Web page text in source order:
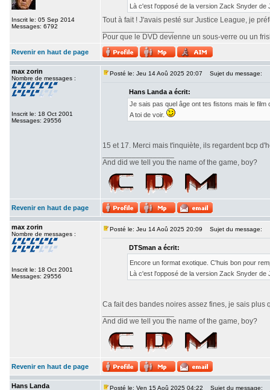
Inscrit le: 05 Sep 2014
Messages: 6792
Là c'est l'opposé de la version Zack Snyder de
Tout à fait ! J'avais pesté sur Justice League, je
Pour que le DVD devienne un sous-verre ou un
Revenir en haut de page
max zorin
Nombre de messages :
Inscrit le: 18 Oct 2001
Messages: 29556
Posté le: Jeu 14 Aoû 2025 20:07 Sujet du message:
Hans Landa a écrit:
Je sais pas quel âge ont tes fistons mais le
A toi de voir.
15 et 17. Merci mais t'inquiète, ils regardent bcp
And did we tell you the name of the game, boy?
Revenir en haut de page
max zorin
Nombre de messages :
Inscrit le: 18 Oct 2001
Messages: 29556
Posté le: Jeu 14 Aoû 2025 20:09 Sujet du message:
DTSman a écrit:
Encore un format exotique. C'huis bon pour
Là c'est l'opposé de la version Zack Snyder de
Ca fait des bandes noires assez fines, je sais
And did we tell you the name of the game, boy?
Revenir en haut de page
Hans Landa Posté le: Ven 15 Aoû 2025 04:22 Sujet du message: